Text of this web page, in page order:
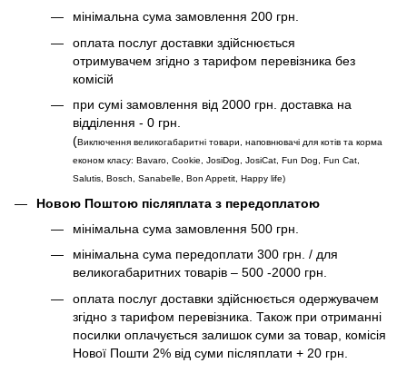
мінімальна сума замовлення 200 грн.
оплата послуг доставки здійснюється
отримувачем згідно з тарифом перевізника без
комісій
при сумі замовлення від 2000 грн. доставка на
відділення - 0 грн.
(Виключення великогабаритні товари, наповнювачі для котів та корма
економ класу: Bavaro, Cookie, JosiDog, JosiCat, Fun Dog, Fun Cat,
Salutis, Bosch, Sanabelle, Bon Appetit, Happy life)
Новою Поштою післяплата з передоплатою
мінімальна сума замовлення 500 грн.
мінімальна сума передоплати 300 грн. / для
великогабаритних товарів – 500 -2000 грн.
оплата послуг доставки здійснюється одержувачем
згідно з тарифом перевізника. Також при отриманні
посилки оплачується залишок суми за товар, комісія
Нової Пошти 2% від суми післяплати + 20 грн.